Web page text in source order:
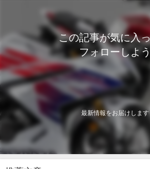
この記事が気に入
フォローしよう
最新情報をお届けします